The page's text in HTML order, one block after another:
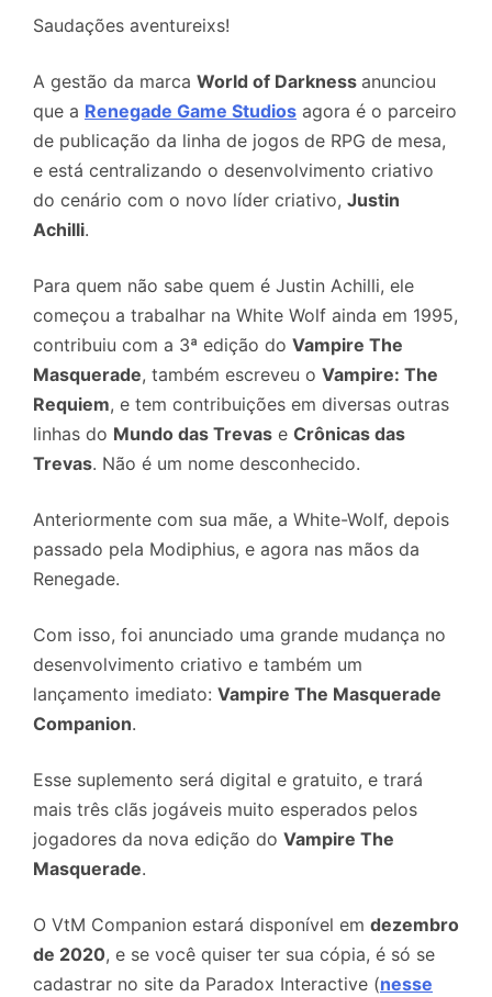
Saudações aventureixs!
A gestão da marca World of Darkness anunciou
que a Renegade Game Studios agora é o parceiro
de publicação da linha de jogos de RPG de mesa,
e está centralizando o desenvolvimento criativo
do cenário com o novo líder criativo, Justin
Achilli.
Para quem não sabe quem é Justin Achilli, ele
começou a trabalhar na White Wolf ainda em 1995,
contribuiu com a 3ª edição do Vampire The
Masquerade, também escreveu o Vampire: The
Requiem, e tem contribuições em diversas outras
linhas do Mundo das Trevas e Crônicas das
Trevas. Não é um nome desconhecido.
Anteriormente com sua mãe, a White-Wolf, depois
passado pela Modiphius, e agora nas mãos da
Renegade.
Com isso, foi anunciado uma grande mudança no
desenvolvimento criativo e também um
lançamento imediato: Vampire The Masquerade
Companion.
Esse suplemento será digital e gratuito, e trará
mais três clãs jogáveis muito esperados pelos
jogadores da nova edição do Vampire The
Masquerade.
O VtM Companion estará disponível em dezembro
de 2020, e se você quiser ter sua cópia, é só se
cadastrar no site da Paradox Interactive (nesse